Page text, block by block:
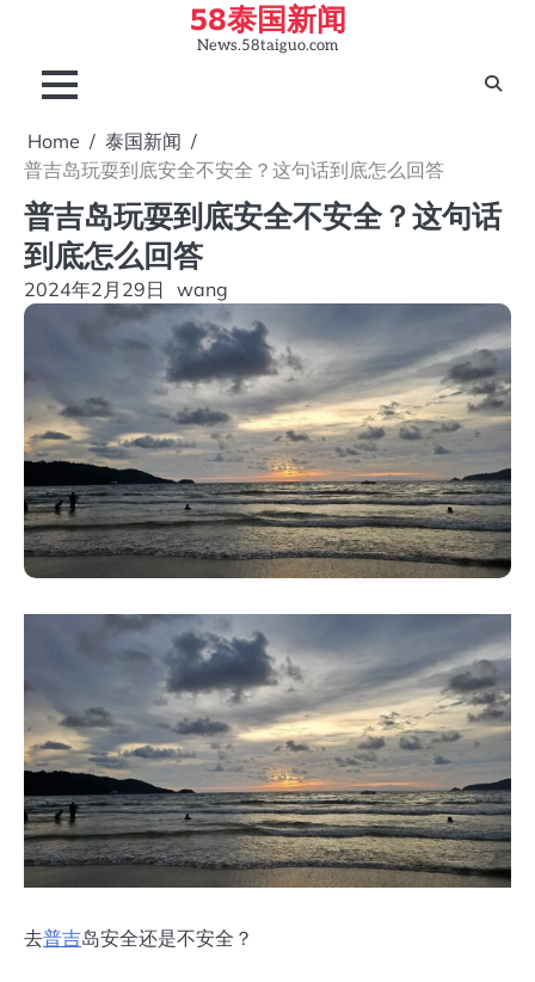
content
58泰国新闻
News.58taiguo.com
Home
泰国新闻
普吉岛玩耍到底安全不安全？这句话到底怎么回答
普吉岛玩耍到底安全不安全？这句话
到底怎么回答
2024年2月29日 wang
去普吉岛安全还是不安全？